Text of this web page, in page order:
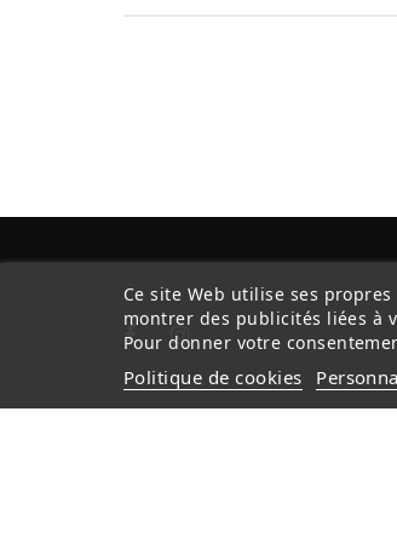
Ce site Web utilise ses
montrer des publicités liées à
Pour donner votre
Politique de cookies